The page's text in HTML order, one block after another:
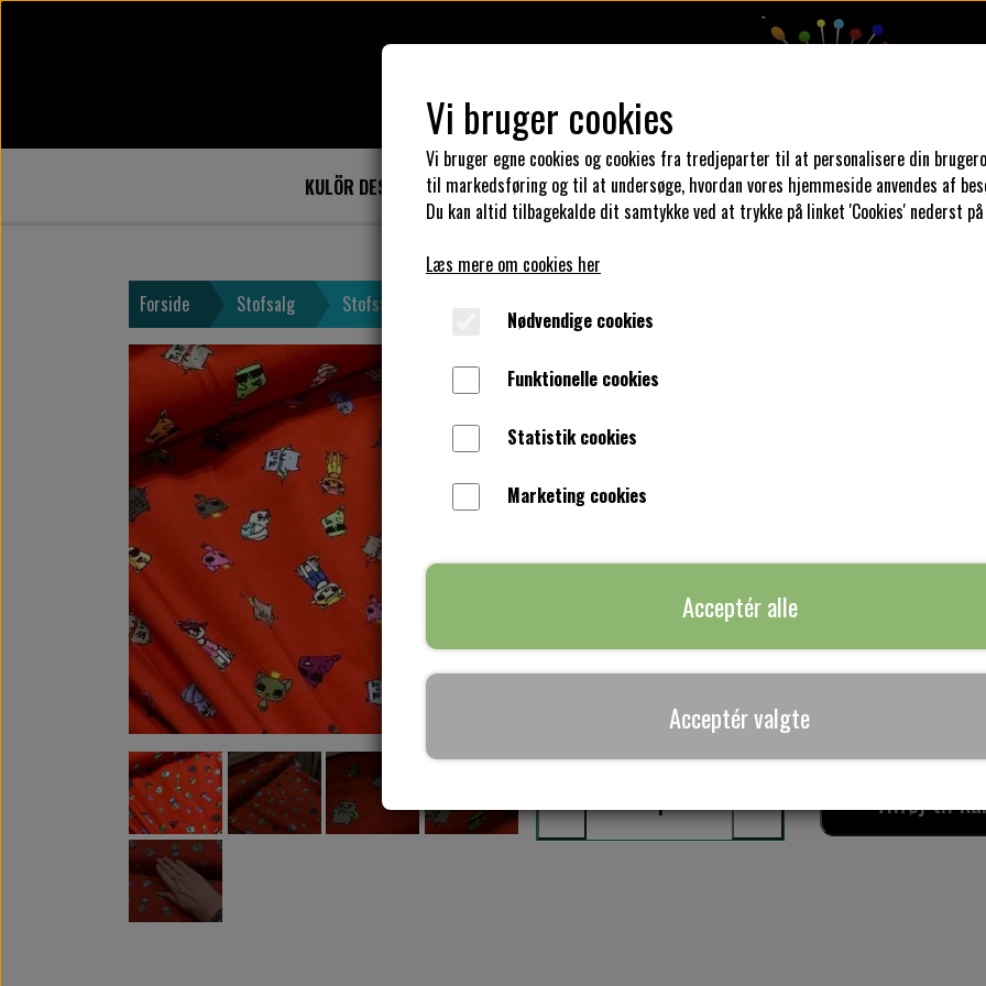
KULÖR DESIGN DESIGN DIN KJOLE UNIKA PAKKER STOFSALG KLAR PARAT
Forside Stofsalg Stofsalg - bomuldsjersey
Sjove katte - Bomuldsjersey
149,00 kr.
Varenummer: Sjove katte - Bomuldsjersey
Obs : sælges kun i hele meter.
155 cm bred.
− + Tilføj til
Vi bruger cookies
Vi bruger egne cookies og cookies fra tredjeparter til at personalisere din
til markedsføring og til at undersøge, hvordan vores hjemmeside anvendes af
Du kan altid tilbagekalde dit samtykke ved at trykke på linket 'Cookies' nederst
Læs mere om cookies her
Nødvendige cookies
Funktionelle cookies
Statistik cookies
Marketing cookies
Acceptér alle
Acceptér valgte